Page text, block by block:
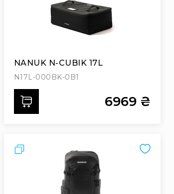
NANUK N-CUBIK 17L
N17L-000BK-0B1
6969 ₴
Порівняти